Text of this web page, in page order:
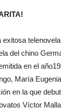
exitosa
del chino
en el
María
en la que
Víctor